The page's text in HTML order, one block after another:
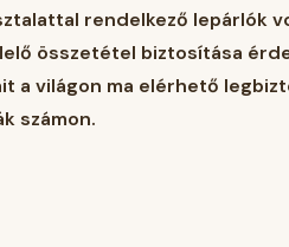
rendelkező lepárlók
összetétel biztosítása
a világon ma elérhető
számon.